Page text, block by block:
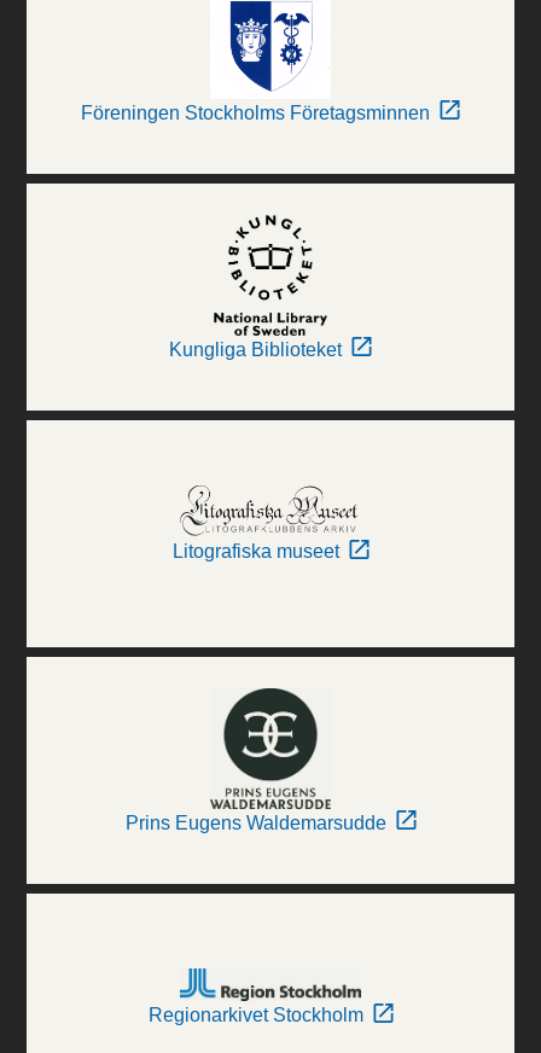
Föreningen Stockholms Företagsminnen
Kungliga Biblioteket
Litografiska museet
Prins Eugens Waldemarsudde
Regionarkivet Stockholm